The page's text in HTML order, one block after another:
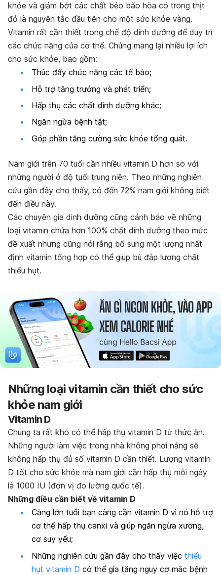
khỏe và giảm bớt các chất béo bão hòa có trong thịt
đỏ là nguyên tắc đầu tiên cho một sức khỏe vàng.
Vitamin rất cần thiết trong chế độ dinh dưỡng để duy trì
các chức năng của cơ thể. Chúng mang lại nhiều lợi ích
cho sức khỏe, bao gồm:
Thúc đẩy chức năng các tế bào;
Hỗ trợ tăng trưởng và phát triển;
Hấp thụ các chất dinh dưỡng khác;
Ngăn ngừa bệnh tật;
Góp phần tăng cường sức khỏe tổng quát.
Nam giới trên 70 tuổi cần nhiều vitamin D hơn so với
những người ở độ tuổi trung niên. Theo những nghiên
cứu gần đây cho thấy, có đến 72% nam giới không biết
đến điều này.
Các chuyên gia dinh dưỡng cũng cảnh báo về những
loại vitamin chứa hơn 100% chất dinh dưỡng theo mức
đề xuất nhưng cũng nói rằng bổ sung một lượng nhất
định vitamin tổng hợp có thể giúp bù đắp lượng chất
thiếu hụt.
Những loại vitamin cần thiết cho sức
khỏe nam giới
Vitamin D
Chúng ta rất khó có thể hấp thụ vitamin D từ thức ăn.
Những người làm việc trong nhà không phơi nắng sẽ
không hấp thụ đủ số vitamin D cần thiết. Lượng vitamin
D tốt cho sức khỏe mà nam giới cần hấp thụ mỗi ngày
là 1000 IU (đơn vị đo lường quốc tế).
Những điều cần biết về vitamin D
Càng lớn tuổi bạn càng cần vitamin D vì nó hỗ trợ
cơ thể hấp thụ canxi và giúp ngăn ngừa xương,
cơ suy yếu;
Những nghiên cứu gần đây cho thấy việc thiếu
hụt vitamin D có thể gia tăng nguy cơ mắc bệnh